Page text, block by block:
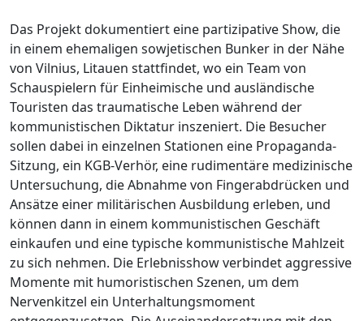
Das Projekt dokumentiert eine partizipative Show, die
in einem ehemaligen sowjetischen Bunker in der Nähe
von Vilnius, Litauen stattfindet, wo ein Team von
Schauspielern für Einheimische und ausländische
Touristen das traumatische Leben während der
kommunistischen Diktatur inszeniert. Die Besucher
sollen dabei in einzelnen Stationen eine Propaganda-
Sitzung, ein KGB-Verhör, eine rudimentäre medizinische
Untersuchung, die Abnahme von Fingerabdrücken und
Ansätze einer militärischen Ausbildung erleben, und
können dann in einem kommunistischen Geschäft
einkaufen und eine typische kommunistische Mahlzeit
zu sich nehmen. Die Erlebnisshow verbindet aggressive
Momente mit humoristischen Szenen, um dem
Nervenkitzel ein Unterhaltungsmoment